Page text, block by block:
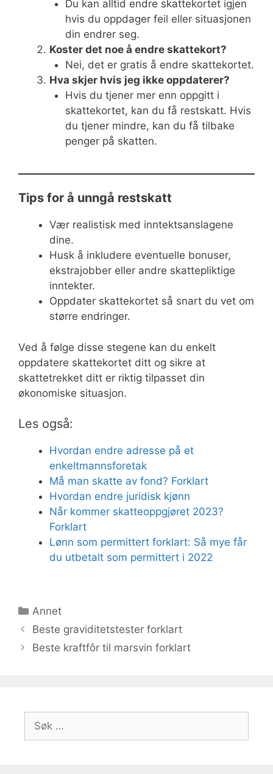
Du kan alltid endre skattekortet igjen
hvis du oppdager feil eller situasjonen
din endrer seg.
Koster det noe å endre skattekort?
Nei, det er gratis å endre skattekortet.
Hva skjer hvis jeg ikke oppdaterer?
Hvis du tjener mer enn oppgitt i
skattekortet, kan du få restskatt. Hvis
du tjener mindre, kan du få tilbake
penger på skatten.
Tips for å unngå restskatt
Vær realistisk med inntektsanslagene
dine.
Husk å inkludere eventuelle bonuser,
ekstrajobber eller andre skattepliktige
inntekter.
Oppdater skattekortet så snart du vet om
større endringer.
Ved å følge disse stegene kan du enkelt
oppdatere skattekortet ditt og sikre at
skattetrekket ditt er riktig tilpasset din
økonomiske situasjon.
Les også:
Hvordan endre adresse på et
enkeltmannsforetak
Må man skatte av fond? Forklart
Hvordan endre juridisk kjønn
Når kommer skatteoppgjøret 2023?
Forklart
Lønn som permittert forklart: Så mye får
du utbetalt som permittert i 2022
Kategorier
Annet
Beste graviditetstester forklart
Beste kraftfôr til marsvin forklart
etter: